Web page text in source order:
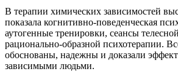
В терапии химических зависимостей
показала когнитивно-поведенческая
аутогенные тренировки, сеансы
рационально-образной психотерапии.
обоснованы, надежны и доказали
зависимыми людьми.